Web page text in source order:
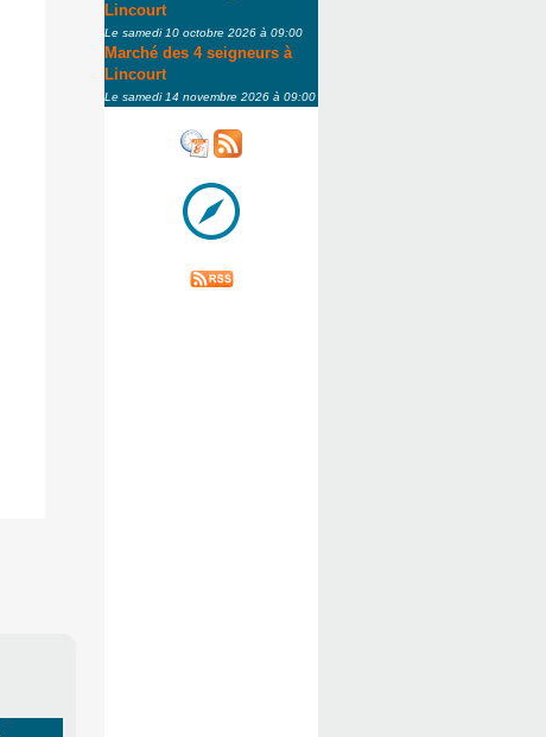
Lincourt
Le samedi 10 octobre 2026 à 09:00
Marché des 4 seigneurs à
Lincourt
Le samedi 14 novembre 2026 à 09:00